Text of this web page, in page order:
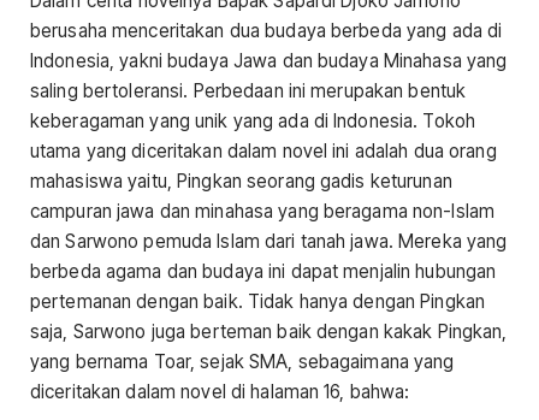
berusaha menceritakan dua budaya berbeda yang ada di
Indonesia, yakni budaya Jawa dan budaya Minahasa yang
saling bertoleransi. Perbedaan ini merupakan bentuk
keberagaman yang unik yang ada di Indonesia. Tokoh
utama yang diceritakan dalam novel ini adalah dua orang
mahasiswa yaitu, Pingkan seorang gadis keturunan
campuran jawa dan minahasa yang beragama non-Islam
dan Sarwono pemuda Islam dari tanah jawa. Mereka yang
berbeda agama dan budaya ini dapat menjalin hubungan
pertemanan dengan baik. Tidak hanya dengan Pingkan
saja, Sarwono juga berteman baik dengan kakak Pingkan,
yang bernama Toar, sejak SMA, sebagaimana yang
diceritakan dalam novel di halaman 16, bahwa: